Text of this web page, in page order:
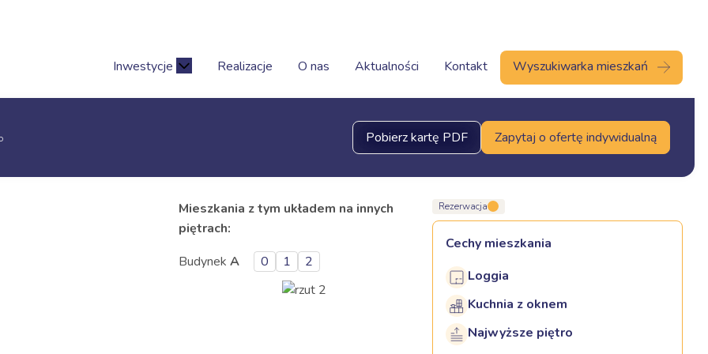
Inwestycje Realizacje O nas Aktualności Kontakt Wyszukiwarka mieszkań
Pobierz kartę PDF Zapytaj o ofertę indywidualną
Mieszkania z tym układem na innych
piętrach:
Budynek A 0 1 2
Rezerwacja
Cechy mieszkania
Loggia
Kuchnia z oknem
Najwyższe piętro